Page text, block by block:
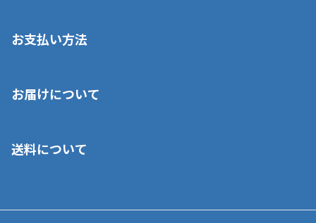
お支払い方法
いいただくことはできません。ご了承ください。
■代金引換(代引)※手数料がかかります
お届けについて
ご注文が確認出来次第、1～4営業日に発送いたします。「お取り
業日にてお引渡しとなります。(離島などの場合、例外もあります)
送料について